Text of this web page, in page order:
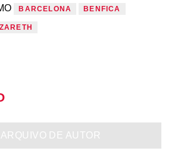
BARCELONA BENFICA
ARQUIVO DE AUTOR